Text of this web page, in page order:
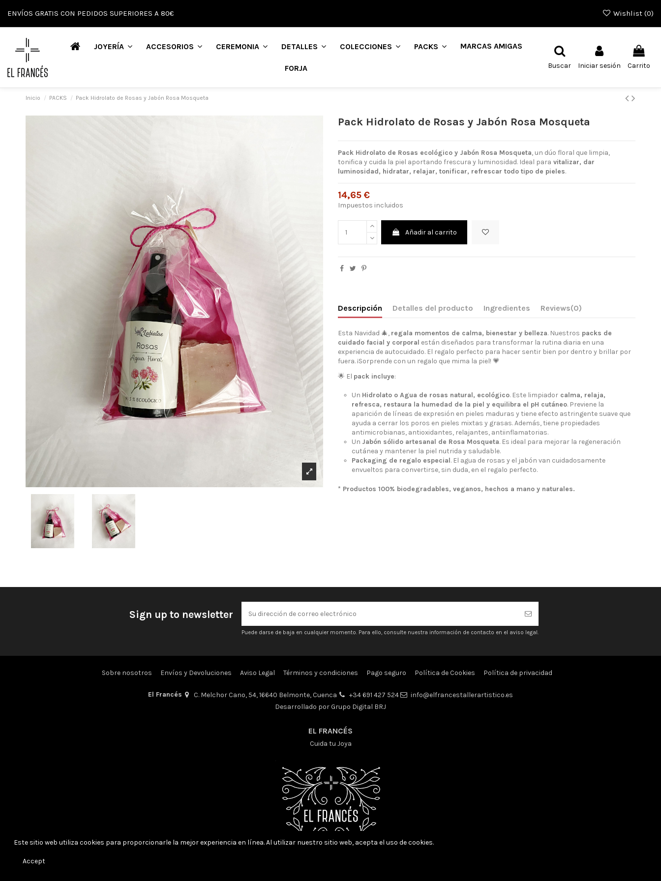
ENVÍOS GRATIS CON PEDIDOS SUPERIORES A 80€ Wishlist (0)
JOYERÍA ACCESORIOS CEREMONIA DETALLES COLECCIONES PACKS MARCAS AMIGAS
FORJA Buscar Iniciar sesión Carrito
Inicio PACKS Pack Hidrolato de Rosas y Jabón Rosa Mosqueta
Pack Hidrolato de Rosas y Jabón Rosa Mosqueta
Pack Hidrolato de Rosas ecológico y Jabón Rosa Mosqueta, un dúo floral que limpia,
tonifica y cuida la piel aportando frescura y luminosidad. Ideal para vitalizar, dar
luminosidad, hidratar, relajar, tonificar, refrescar todo tipo de pieles.
14,65 €
Impuestos incluidos
Añadir al carrito
Descripción Detalles del producto Ingredientes Reviews(0)
Esta Navidad 🎄, regala momentos de calma, bienestar y belleza. Nuestros packs de
cuidado facial y corporal están diseñados para transformar la rutina diaria en una
experiencia de autocuidado. El regalo perfecto para hacer sentir bien por dentro y brillar por
fuera. ¡Sorprende con un regalo que mima la piel! 💗
🌟 El pack incluye:
Un Hidrolato o Agua de rosas natural, ecológico. Este limpiador calma, relaja,
refresca, restaura la humedad de la piel y equilibra el pH cutáneo. Previene la
aparición de líneas de expresión en pieles maduras y tiene efecto astringente suave que
ayuda a cerrar los poros en pieles mixtas y grasas. Además, tiene propiedades
antimicrobianas, antioxidantes, relajantes, antiinflamatorias.
Un Jabón sólido artesanal de Rosa Mosqueta. Es ideal para mejorar la regeneración
cutánea y mantener la piel nutrida y saludable.
Packaging de regalo especial. El agua de rosas y el jabón van cuidadosamente
envueltos para convertirse, sin duda, en el regalo perfecto.
* Productos 100% biodegradables, veganos, hechos a mano y naturales.
Sign up to newsletter
Puede darse de baja en cualquier momento. Para ello, consulte nuestra información de contacto en el aviso legal.
Sobre nosotros Envíos y Devoluciones Aviso Legal Términos y condiciones Pago seguro Política de Cookies Política de privacidad
El Francés C. Melchor Cano, 54, 16640 Belmonte, Cuenca +34 691 427 524
info@elfrancestallerartistico.es
Desarrollado por Grupo Digital BRJ
EL FRANCÉS
Cuida tu Joya
Este sitio web utiliza cookies para proporcionarle la mejor experiencia en línea. Al utilizar nuestro sitio web, acepta el uso de cookies.
Accept